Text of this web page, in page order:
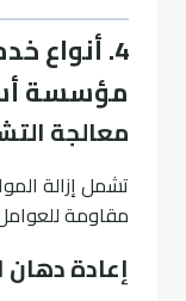
4. أنواع
مؤسسة
معالجة
تشمل إزالة
مقاومة
إعادة دهان